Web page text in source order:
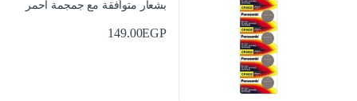
149.00EGP